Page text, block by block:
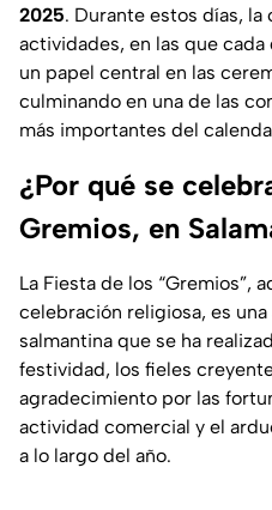
2025. Durante estos días, la
actividades, en las que
un papel central en las
culminando en una de las
más importantes del
¿Por qué se
Gremios, en
La Fiesta de los “Gremios”,
celebración religiosa, es
salmantina que se ha
festividad, los fieles
agradecimiento por las
actividad comercial y el
a lo largo del año.